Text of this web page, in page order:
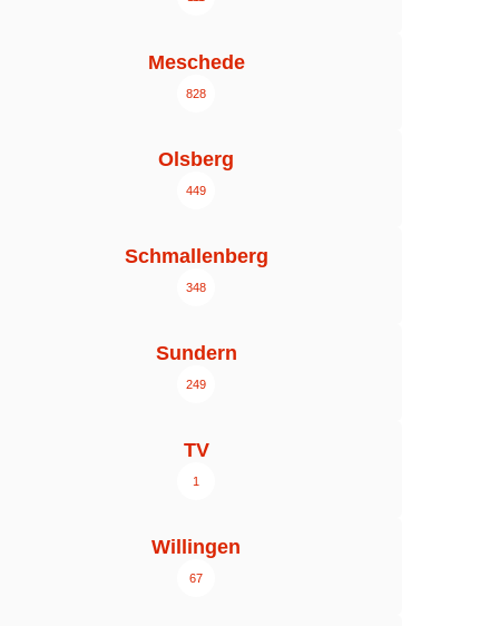
Meschede
828
Olsberg
449
Schmallenberg
348
Sundern
249
TV
1
Willingen
67